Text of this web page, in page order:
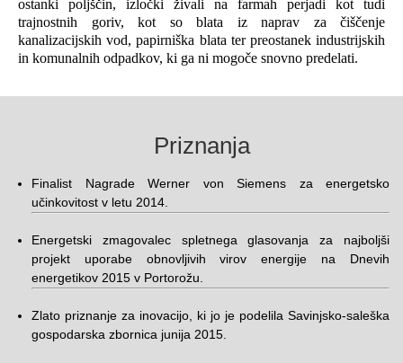
ostanki poljščin, izločki živali na farmah perjadi kot tudi
trajnostnih goriv, kot so blata iz naprav za čiščenje
kanalizacijskih vod, papirniška blata ter preostanek industrijskih
in komunalnih odpadkov, ki ga ni mogoče snovno predelati.
Priznanja
Finalist Nagrade Werner von Siemens za energetsko
učinkovitost v letu 2014.
Energetski zmagovalec spletnega glasovanja za najboljši
projekt uporabe obnovljivih virov energije na Dnevih
energetikov 2015 v Portorožu.
Zlato priznanje za inovacijo, ki jo je podelila Savinjsko-saleška
gospodarska zbornica junija 2015.